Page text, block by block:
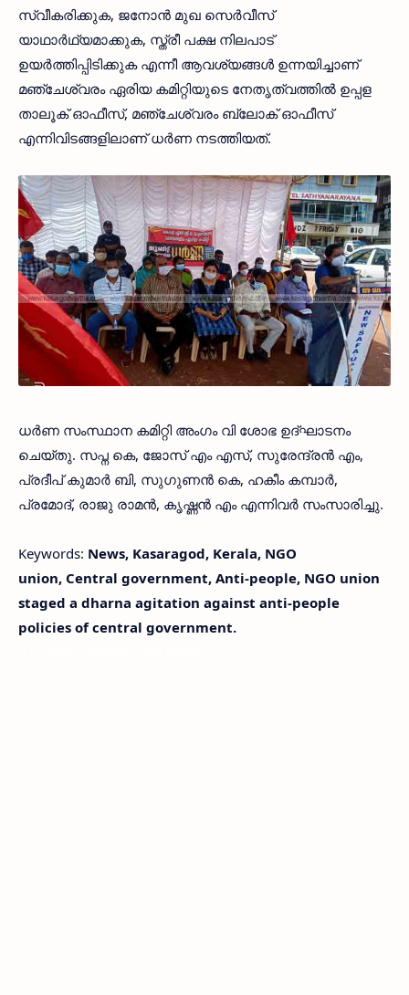
സ്വീകരിക്കുക, ജനോൻ മുഖ സെർവീസ്
യാഥാർഥ്യമാക്കുക, സ്ത്രീ പക്ഷ നിലപാട്
ഉയർത്തിപ്പിടിക്കുക എന്നീ ആവശ്യങ്ങൾ ഉന്നയിച്ചാണ്
മഞ്ചേശ്വരം ഏരിയ കമിറ്റിയുടെ നേതൃത്വത്തിൽ ഉപ്പള
താലൂക് ഓഫീസ്, മഞ്ചേശ്വരം ബ്ലോക് ഓഫീസ്
എന്നിവിടങ്ങളിലാണ് ധർണ നടത്തിയത്.
ധർണ സംസ്ഥാന കമിറ്റി അംഗം വി ശോഭ ഉദ്‌ഘാടനം
ചെയ്തു. സപ്ന കെ, ജോസ് എം എസ്, സുരേന്ദ്രൻ എം,
പ്രദീപ് കുമാർ ബി, സുഗുണൻ കെ, ഹകീം കമ്പാർ,
പ്രമോദ്, രാജു രാമൻ, കൃഷ്ണൻ എം എന്നിവർ സംസാരിച്ചു.
Keywords: News, Kasaragod, Kerala, NGO
union, Central government, Anti-people, NGO union
staged a dharna agitation against anti-people
policies of central government.